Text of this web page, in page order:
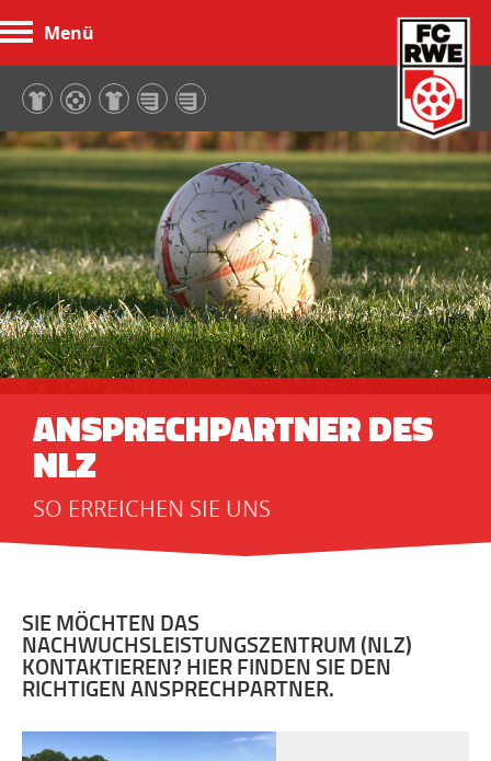
Menü
ANSPRECHPARTNER DES
NLZ
SO ERREICHEN SIE UNS
SIE MÖCHTEN DAS
NACHWUCHSLEISTUNGSZENTRUM (NLZ)
KONTAKTIEREN? HIER FINDEN SIE DEN
RICHTIGEN ANSPRECHPARTNER.